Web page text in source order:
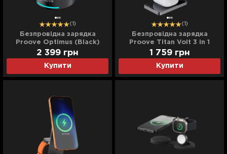
(1)
Безпровідна зарядка
Proove Optimus (Black)
Купити
2 399 грн
(1)
Безпровідна зарядка
Proove Titan Volt 3 in 1
Купити
1 759 грн